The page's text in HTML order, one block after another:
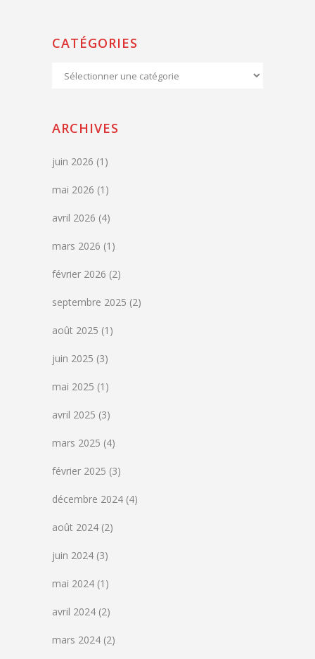
CATÉGORIES
Catégories
ARCHIVES
juin 2026 (1)
mai 2026 (1)
avril 2026 (4)
mars 2026 (1)
février 2026 (2)
septembre 2025 (2)
août 2025 (1)
juin 2025 (3)
mai 2025 (1)
avril 2025 (3)
mars 2025 (4)
février 2025 (3)
décembre 2024 (4)
août 2024 (2)
juin 2024 (3)
mai 2024 (1)
avril 2024 (2)
mars 2024 (2)